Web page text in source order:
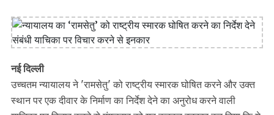
नई दिल्ली
उच्चतम न्यायालय ने 'रामसेतु' को राष्ट्रीय स्मारक घोषित करने और उक्त
स्थान पर एक दीवार के निर्माण का निर्देश देने का अनुरोध करने वाली